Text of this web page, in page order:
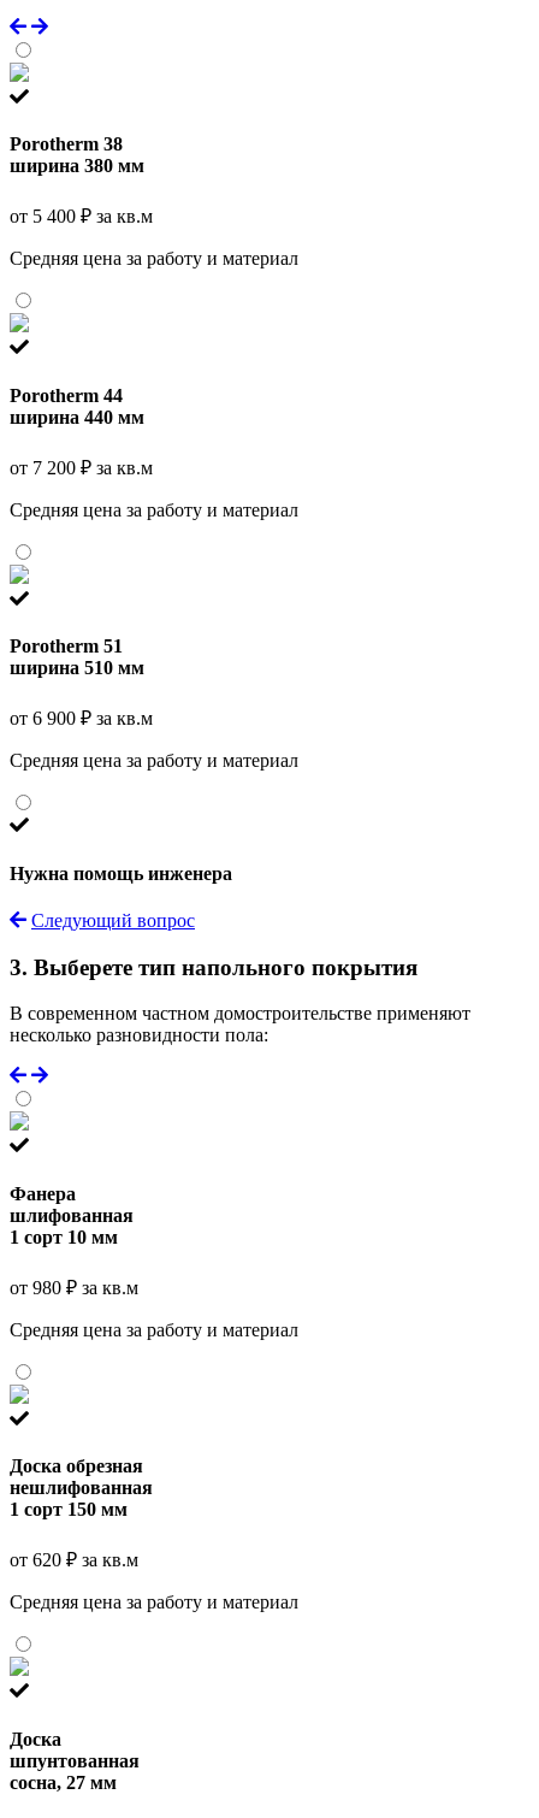
Porotherm 38
ширина 380 мм
от 5 400 ₽ за кв.м
Средняя цена за работу и материал
Porotherm 44
ширина 440 мм
от 7 200 ₽ за кв.м
Средняя цена за работу и материал
Porotherm 51
ширина 510 мм
от 6 900 ₽ за кв.м
Средняя цена за работу и материал
Нужна помощь инженера
Следующий вопрос
3. Выберете тип напольного покрытия
В современном частном домостроительстве применяют
несколько разновидности пола:
Фанера
шлифованная
1 сорт 10 мм
от 980 ₽ за кв.м
Средняя цена за работу и материал
Доска обрезная
нешлифованная
1 сорт 150 мм
от 620 ₽ за кв.м
Средняя цена за работу и материал
Доска
шпунтованная
сосна, 27 мм